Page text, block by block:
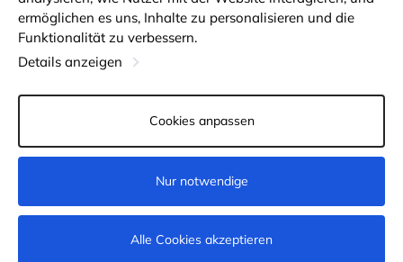
Nicht verfügbar
Geschäfte
Lieferung und Zahlung
Treuekarten
Für Großhandelskunden
Geschäftsbedingungen
Rückgabe von Waren
Cookie-Einstellungen
© 2011-2026MNOGOKNIG. All Rights Reserved.
ermöglichen es uns, Inhalte zu personalisieren und die
Funktionalität zu verbessern.
Details anzeigen
Cookies anpassen
Nur notwendige
Alle Cookies akzeptieren